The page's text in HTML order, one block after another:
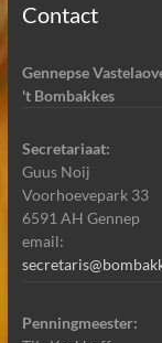
Contact
Gennepse
't Bombakkes
Secretariaat:
Guus Noij
Voorhoevepark 33
6591 AH Gennep
email:
Penningmeester: